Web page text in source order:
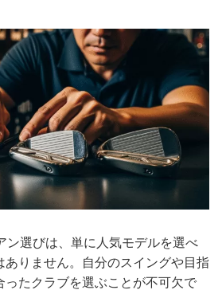
ン選びは、単に人気モデルを選べ
ありません。自分のスイングや目指
ったクラブを選ぶことが不可欠で